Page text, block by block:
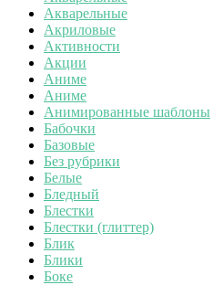
Акварельные
Акриловые
Активности
Акции
Аниме
Аниме
Анимированные шаблоны
Бабочки
Базовые
Без рубрики
Белые
Бледный
Блестки
Блестки (глиттер)
Блик
Блики
Боке